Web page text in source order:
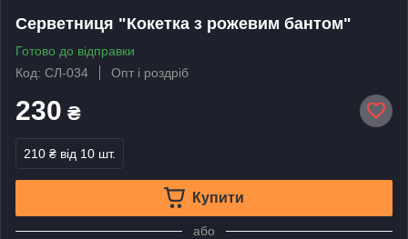
Серветниця "Кокетка з рожевим бантом"
Готово до відправки
Код: СЛ-034
Опт і роздріб
230 ₴
210 ₴ від 10 шт.
Купити
або